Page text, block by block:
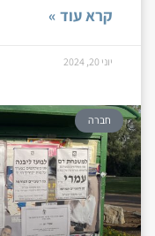
קרא עוד »
יוני 20, 2024
חברה